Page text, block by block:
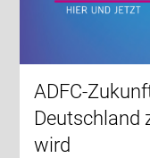
ADFC-
Deutschland
wird